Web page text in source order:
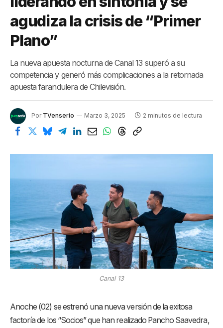
agudiza la crisis de “Primer
Plano”
La nueva apuesta nocturna de Canal 13 superó a su
competencia y generó más complicaciones a la retornada
apuesta farandulera de Chilevisión.
Por TVenserio Marzo 3, 2025 2 minutos de lectura
Canal 13
Anoche (02) se estrenó una nueva versión de la exitosa
factoría de los “Socios” que han realizado Pancho Saavedra,